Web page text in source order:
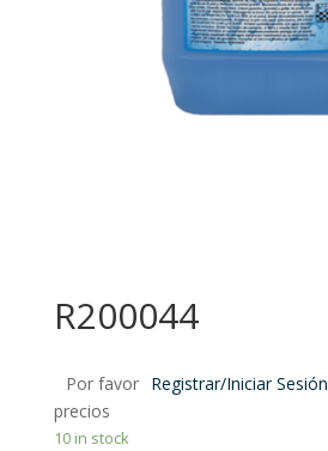
R200044
Por favor Registrar/Iniciar Sesión
precios
10 in stock